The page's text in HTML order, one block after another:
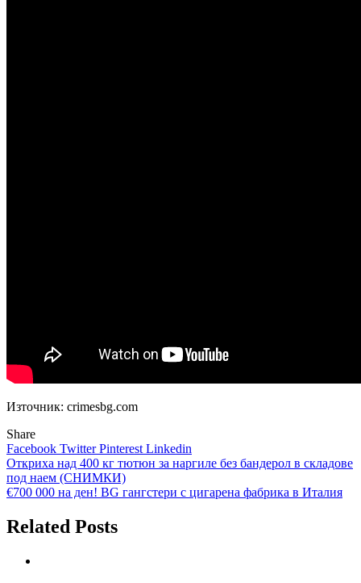
Източник: crimesbg.com
Share
Facebook TwitterPinterest Linkedin
Навигация
Откриха над 400 кг тютюн за наргиле без бандерол в складове
под наем (СНИМКИ)
€700 000 на ден! BG гангстери с цигарена фабрика в Италия
Related Posts